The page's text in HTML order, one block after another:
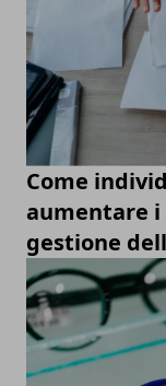
Come
aumentare i
gestione